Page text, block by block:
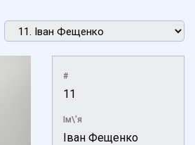
#
11
Ім\'я
Іван Фещенко